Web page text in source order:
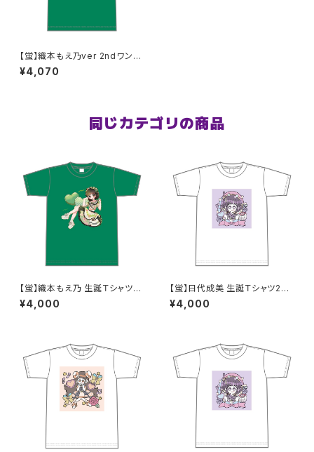
【蛍】織本もえ乃ver 2ndワンマ
ンTシャツ XXL〜XXXLサイズ
¥4,070
同じカテゴリの商品
【蛍】織本もえ乃 生誕Ｔシャツ2
025 M〜XLサイズ
¥4,000
【蛍】日代成美 生誕Ｔシャツ202
5 M〜XLサイズ
¥4,000